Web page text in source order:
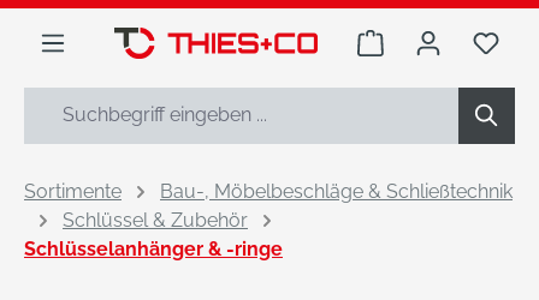
springen
Warenkorb Du
Sortimente
Bau-, Möbelbeschläge & Schließtechnik
Schlüssel & Zubehör
Schlüsselanhänger & -ringe